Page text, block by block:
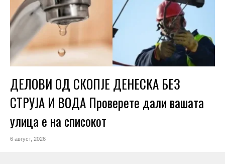
ДЕЛОВИ ОД СКОПЈЕ ДЕНЕСКА БЕЗ
СТРУЈА И ВОДА Проверете дали вашата
улица е на списокот
6 август, 2026